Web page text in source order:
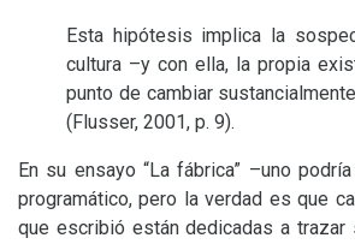
Esta hipótesis implica la
cultura –y con ella, la propia
punto de cambiar
(Flusser, 2001, p. 9).
En su ensayo “La fábrica” –uno
programático, pero la verdad es que
que escribió están dedicadas a trazar